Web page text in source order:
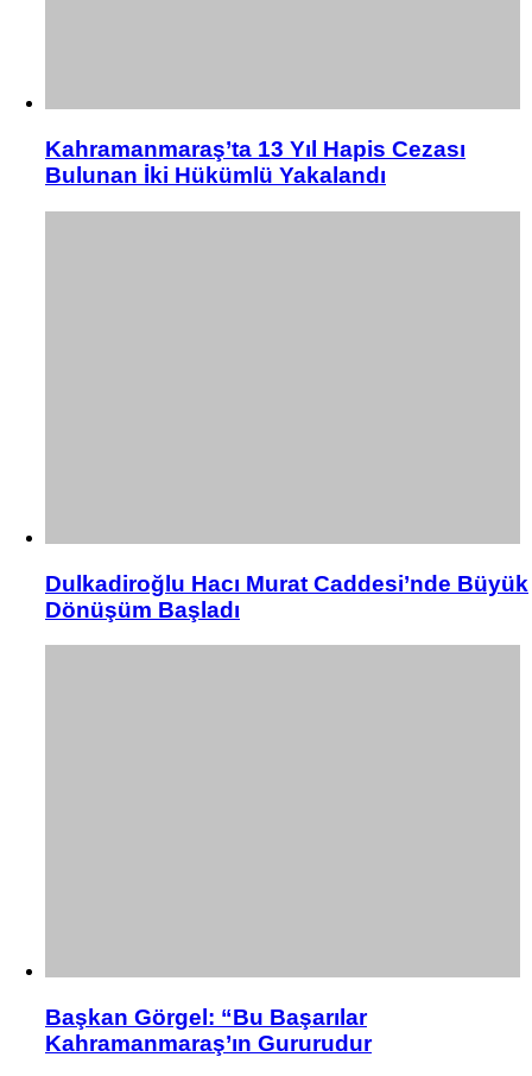
Kahramanmaraş’ta 13 Yıl Hapis Cezası
Bulunan İki Hükümlü Yakalandı
Dulkadiroğlu Hacı Murat Caddesi’nde Büyük
Dönüşüm Başladı
Başkan Görgel: “Bu Başarılar
Kahramanmaraş’ın Gururudur